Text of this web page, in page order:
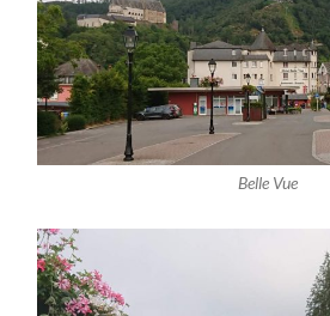
Belle Vue